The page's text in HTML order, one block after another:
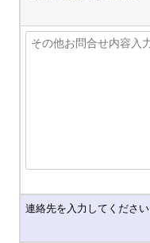
連絡先を入力してください